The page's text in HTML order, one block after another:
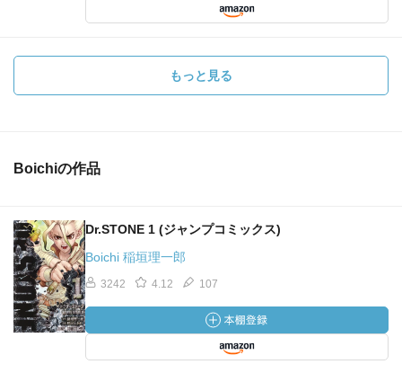
もっと見る
Boichiの作品
Dr.STONE 1 (ジャンプコミックス)
Boichi 稲垣理一郎
3242 4.12 107